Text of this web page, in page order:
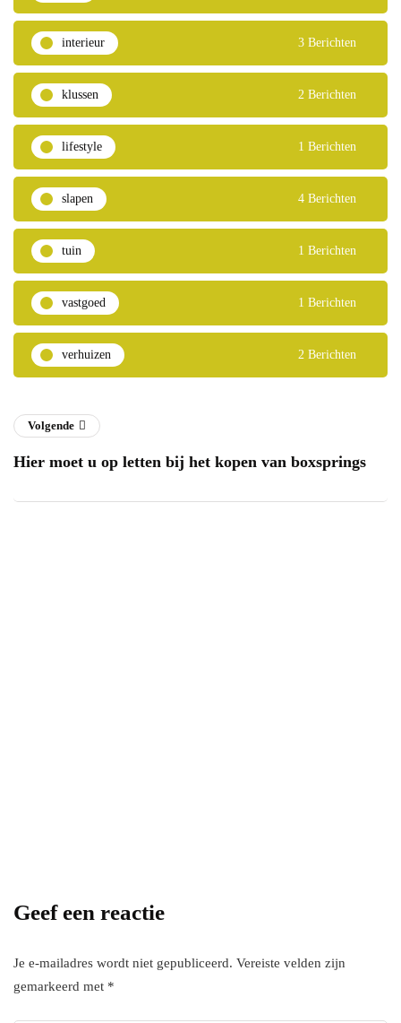
interieur 3 Berichten
klussen 2 Berichten
lifestyle 1 Berichten
slapen 4 Berichten
tuin 1 Berichten
vastgoed 1 Berichten
verhuizen 2 Berichten
Volgende
Hier moet u op letten bij het kopen van boxsprings
Geef een reactie
Je e-mailadres wordt niet gepubliceerd. Vereiste velden zijn
gemarkeerd met *